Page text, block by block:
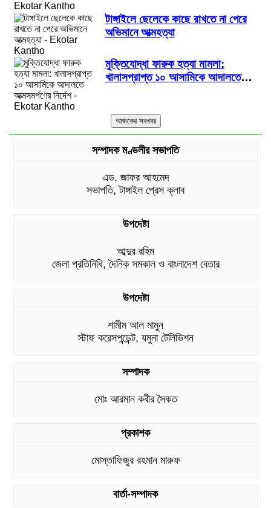
টাঙ্গাইলে ছেলেকে কাছে রাখতে না পেরে
অভিমানে আত্মহত্যা
মুক্তিযোদ্ধা ফারুক হত্যা মামলা:
খালাসপ্রাপ্ত ১০ আসামিকে আদালতে
সম্পাদক মণ্ডলীর সভাপতি
এড. জাফর আহমেদ
সভাপতি, টাঙ্গাইল প্রেস ক্লাব
উপদেষ্টা
আব্দুর রহিম
জেলা প্রতিনিধি, দৈনিক সমকাল ও বাংলাদেশ বেতার
উপদেষ্টা
শামীম আল মামুন
স্টাফ করেসপন্ডেন্ট, যমুনা টেলিভিশন
সম্পাদক
মোঃ আরমান কবীর সৈকত
প্রকাশক
মোস্তাফিজুর রহমান মারুফ
বার্তা-সম্পাদক